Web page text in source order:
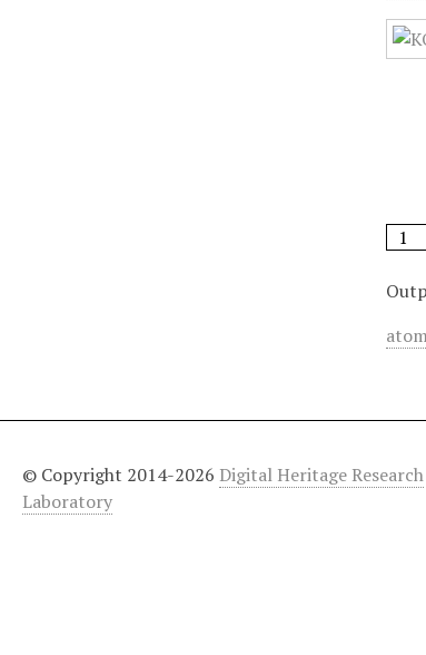
© Copyright 2014-2026 Digital Heritage Research
Laboratory